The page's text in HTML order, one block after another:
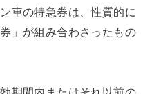
車の特急券は、性質的に
」が組み合わさったもの